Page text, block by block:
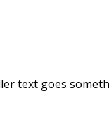
text goes